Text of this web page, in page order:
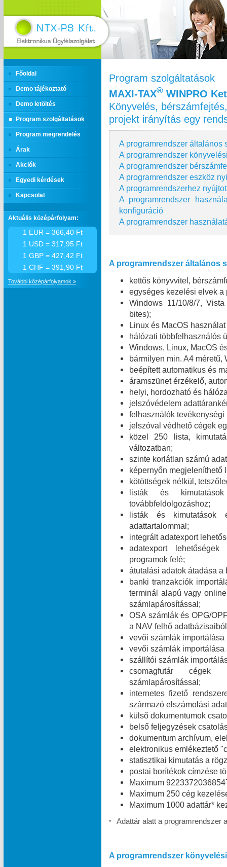
Főoldal
Demo tájékoztató
Demo letöltés
Program szolgáltatások
Program megrendelés
Árak
Akciók
Egyedi kérdések
Kapcsolat
Program szolgáltatások
MAXI‑TAX® WINPRO
Könyvelés,
projekt irányítás egy
A programrendszer általános
A programrendszer
A programrendszer
A programrendszer eszköz
A programrendszerhez
A programrendszer
konfiguráció
A programrendszer
A programrendszer általános
kettős könyvvitel,
egységes kezelési elvek a
Windows 11/10/8/7,
bites);
Linux és MacOS
hálózati többfelhasználós
Windows, Linux, MacOS
bármilyen min. A4
beépített automatikus és
áramszünet érzékelő,
helyi, hordozható és
jelszóvédelem
felhasználók
jelszóval védhető cégek
közel 250 lista,
változatban;
szinte korlátlan számú
képernyőn megjeleníthető
kötöttségek nélkül,
listák és
továbbfeldolgozáshoz;
listák és kimutatások
adattartalommal;
integrált adatexport
adatexport
programok felé;
átutalási adatok átadása
banki tranzakciók
terminál alapú vagy
számlapárosítással;
OSA számlák és OPG/
a NAV felhő
vevői számlák
vevői számlák
szállítói számlák
csomagfutár cégek
számlapárosítással;
internetes fizető
származó elszámolási
külső dokumentumok
belső feljegyzések
dokumentum archívum,
elektronikus emlékeztető
statisztikai kimutatás a
postai borítékok címzése
Maximum
Maximum 250 cég
Maximum 1000 adattár*
* Adattár alatt a programrendszer
A programrendszer
Aktuális középárfolyam:
1 EUR = 366,40 Ft
1 USD = 317,95 Ft
1 GBP = 427,42 Ft
1 CHF = 391,90 Ft
További középárfolyamok »